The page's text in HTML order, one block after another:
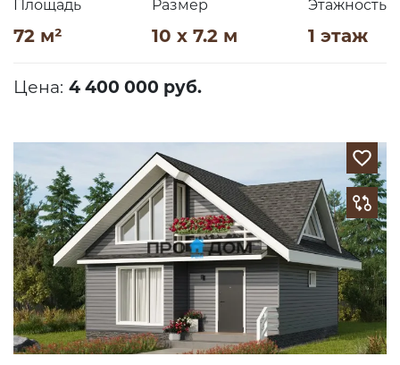
Площадь
72 м²
Размер
10 x 7.2 м
Этажность
1 этаж
Цена: 4 400 000 руб.